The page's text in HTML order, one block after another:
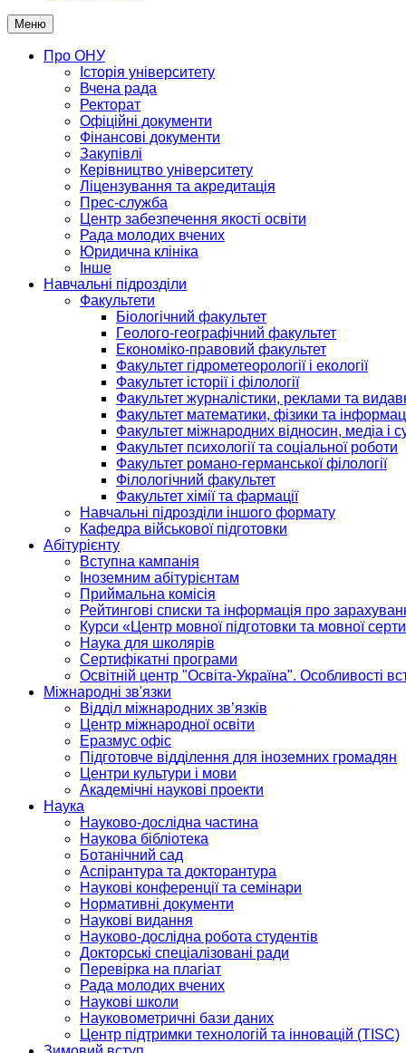
Меню
Про ОНУ
Історія університету
Вчена рада
Ректорат
Офіційні документи
Фінансові документи
Закупівлі
Керівництво університету
Ліцензування та акредитація
Прес-служба
Центр забезпечення якості освіти
Рада молодих вчених
Юридична клініка
Інше
Навчальні підрозділи
Факультети
Біологічний факультет
Геолого-географічний факультет
Економіко-правовий факультет
Факультет гідрометеорології і екології
Факультет історії і філології
Факультет журналістики, реклами та
Факультет математики, фізики та
Факультет міжнародних відносин, медіа і
Факультет психології та соціальної роботи
Факультет романо-германської філології
Філологічний факультет
Факультет хімії та фармації
Навчальні підрозділи іншого формату
Кафедра військової підготовки
Абітурієнту
Вступна кампанія
Іноземним абітурієнтам
Приймальна комісія
Рейтингові списки та інформація про
Курси «Центр мовної підготовки та мовної
Наука для школярів
Сертифікатні програми
Освітній центр "Освіта-Україна". Особливості
Міжнародні зв'язки
Відділ міжнародних зв’язків
Центр міжнародної освіти
Еразмус офіс
Підготовче відділення для іноземних громадян
Центри культури і мови
Академічні наукові проекти
Наука
Науково-дослідна частина
Наукова бібліотека
Ботанічний сад
Аспірантура та докторантура
Наукові конференції та семінари
Нормативні документи
Наукові видання
Науково-дослідна робота студентів
Докторські спеціалізовані ради
Перевірка на плагіат
Рада молодих вчених
Наукові школи
Науковометричні бази даних
Центр підтримки технологій та інновацій (TISC)